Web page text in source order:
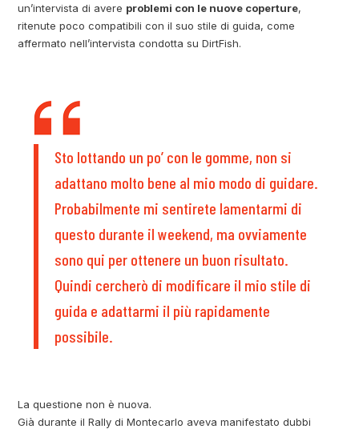
un’intervista di avere problemi con le nuove coperture,
ritenute poco compatibili con il suo stile di guida, come
affermato nell’intervista condotta su DirtFish.
Sto lottando un po’ con le gomme, non si
adattano molto bene al mio modo di guidare.
Probabilmente mi sentirete lamentarmi di
questo durante il weekend, ma ovviamente
sono qui per ottenere un buon risultato.
Quindi cercherò di modificare il mio stile di
guida e adattarmi il più rapidamente
possibile.
La questione non è nuova.
Già durante il Rally di Montecarlo aveva manifestato dubbi